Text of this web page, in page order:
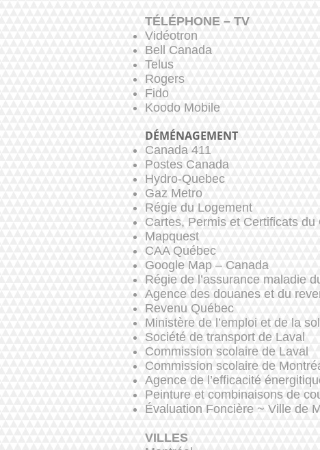
TÉLÉPHONE – TV
Vidéotron
Bell Canada
Telus
Rogers
Fido
Koodo Mobile
DÉMÉNAGEMENT
Canada 411
Postes Canada
Hydro-Quebec
Gaz Metro
Régie du Logement
Cartes, Permis et Certificats du
Mapquest
CAA Québec
Google Map – Canada
Régie de l’assurance maladie
Agence des douanes et du
Revenu Québec
Ministère de l’emploi et de la
Société de transport de Laval
Commission scolaire de Laval
Commission scolaire de
Agence de l’efficacité
Peinture et combinaisons de
Évaluation Foncière ~ Ville de
VILLES